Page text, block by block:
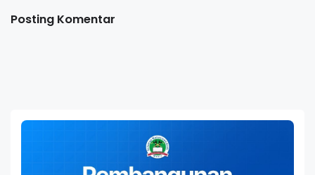
Posting Komentar